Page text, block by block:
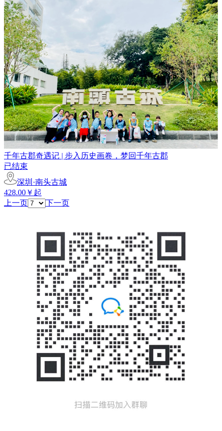
千年古郡奇遇记 | 步入历史画卷，梦回千年古郡
已结束
深圳·南头古城
428.00￥起
上一页
下一页